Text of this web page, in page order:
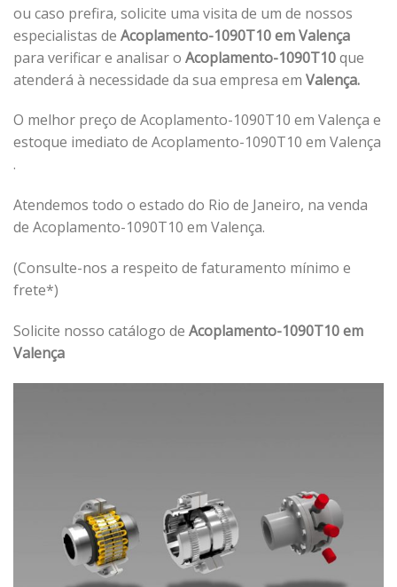
ou caso prefira, solicite uma visita de um de nossos
especialistas de Acoplamento-1090T10 em Valença
para verificar e analisar o Acoplamento-1090T10que
atenderá à necessidade da sua empresa em Valença.
O melhor preço de Acoplamento-1090T10 em Valença e
estoque imediato de Acoplamento-1090T10 em Valença
.
Atendemos todo o estado do Rio de Janeiro, na venda
de Acoplamento-1090T10 em Valença.
(Consulte-nos a respeito de faturamento mínimo e
frete*)
Solicite nosso catálogo de Acoplamento-1090T10 em
Valença